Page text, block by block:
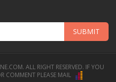
SUBMIT
ALL RIGHT RESERVED. IF YOU
COMMENT PLEASE MAIL